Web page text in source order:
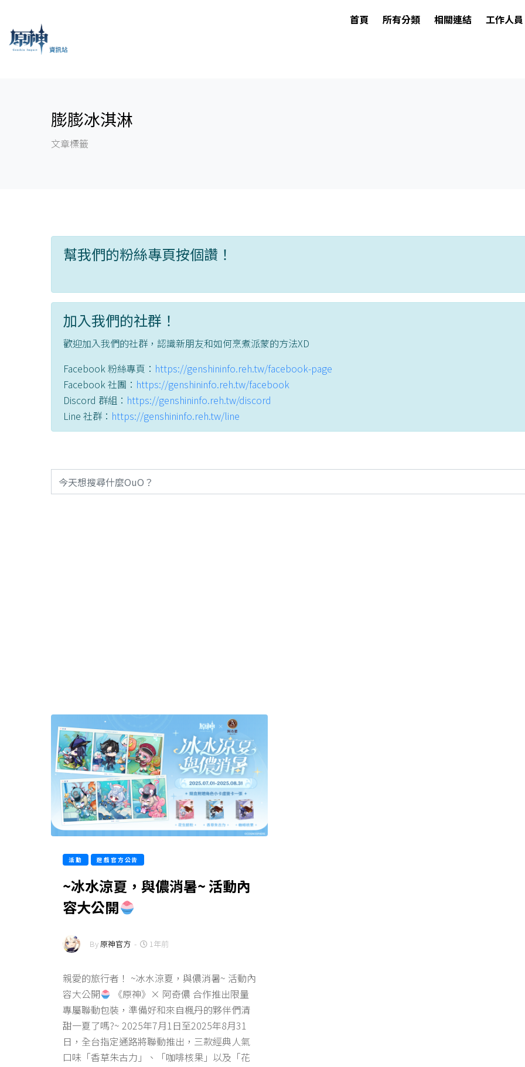
首頁 所有分類 相關連結 工作人員
膨膨冰淇淋
文章標籤
幫我們的粉絲專頁按個讚！
加入我們的社群！
歡迎加入我們的社群，認識新朋友和如何烹煮派蒙的方法XD
Facebook 粉絲專頁： https://genshininfo.reh.tw/facebook-page
Facebook 社團： https://genshininfo.reh.tw/facebook
Discord 群組： https://genshininfo.reh.tw/discord
Line 社群： https://genshininfo.reh.tw/line
活動 遊戲官方公告
~冰水涼夏，與儂消暑~ 活動內
容大公開
By原神官方 - 1年前
親愛的旅行者！ ~冰水涼夏，與儂消暑~ 活動內
容大公開
《原神》× 阿奇儂 合作推出限量
專屬聯動包裝，準備好和來自楓丹的夥伴們清
甜一夏了嗎?~ 2025年7月1日至2025年8月31
日，全台指定通路將聯動推出，三款經典人氣
口味「香草朱古力」、「咖啡核果」以及「花